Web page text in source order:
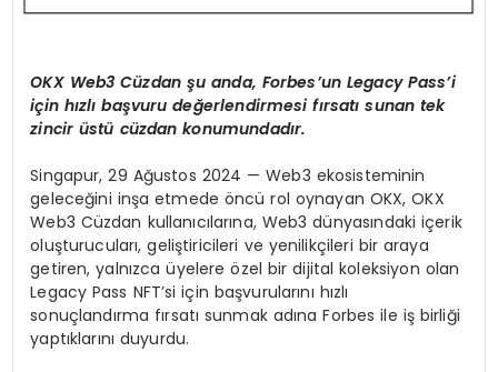
OKX Web3 Cüzdan şu anda, Forbes’un Legacy Pass’i
için hızlı başvuru değerlendirmesi fırsatı sunan tek
zincir üstü cüzdan konumundadır.
Singapur, 29 Ağustos 2024 — Web3 ekosisteminin
geleceğini inşa etmede öncü rol oynayan OKX, OKX
Web3 Cüzdan kullanıcılarına, Web3 dünyasındaki içerik
oluşturucuları, geliştiricileri ve yenilikçileri bir araya
getiren, yalnızca üyelere özel bir dijital koleksiyon olan
Legacy Pass NFT’si için başvurularını hızlı
sonuçlandırma fırsatı sunmak adına Forbes ile iş birliği
yaptıklarını duyurdu.